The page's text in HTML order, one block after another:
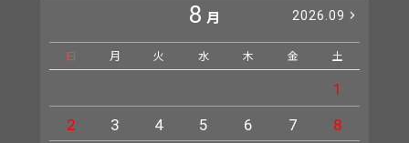
8 月 2026.09
日 月 火 水 木 金 土
1
2
3 4 5 6 7
8